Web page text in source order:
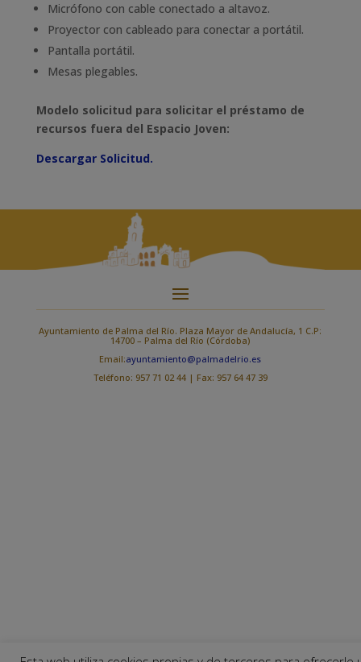
Micrófono con cable conectado a altavoz.
Proyector con cableado para conectar a portátil.
Pantalla portátil.
Mesas plegables.
Modelo solicitud para solicitar el préstamo de
recursos fuera del Espacio Joven:
Descargar Solicitud.
Ayuntamiento de Palma del Río. Plaza Mayor de Andalucía, 1 C.P:
14700 – Palma del Río (Córdoba)
Email:ayuntamiento@palmadelrio.es
Teléfono: 957 71 02 44 | Fax: 957 64 47 39